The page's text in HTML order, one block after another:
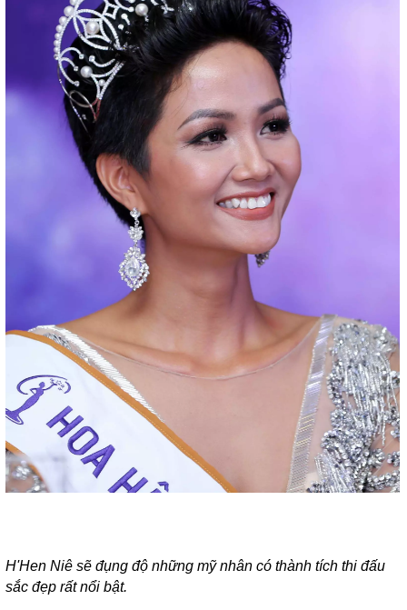
H'Hen Niê sẽ đụng độ những mỹ nhân có thành tích thi đấu
sắc đẹp rất nổi bật.